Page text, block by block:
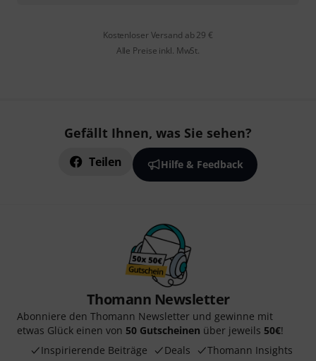
Kostenloser Versand ab 29 €
Alle Preise inkl. MwSt.
Gefällt Ihnen, was Sie sehen?
Teilen Hilfe & Feedback
Thomann Newsletter
Abonniere den Thomann Newsletter und gewinne mit
etwas Glück einen von 50 Gutscheinen über jeweils 50€!
Inspirierende Beiträge
Deals Thomann Insights